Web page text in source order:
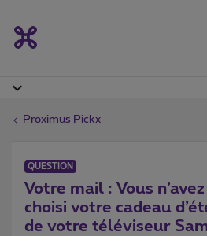
Proximus Pickx
QUESTION
Votre mail : Vous
choisi votre cadeau
de votre téléviseur